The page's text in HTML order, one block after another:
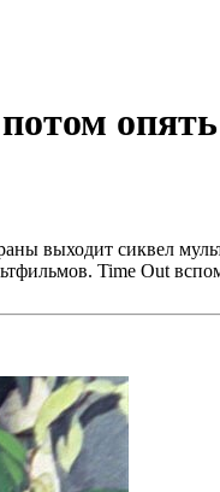
выходит сиквел
Time Out